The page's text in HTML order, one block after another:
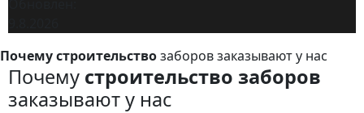
Почему строительствозаборов заказывают у нас
Почему строительство заборов
заказывают у нас